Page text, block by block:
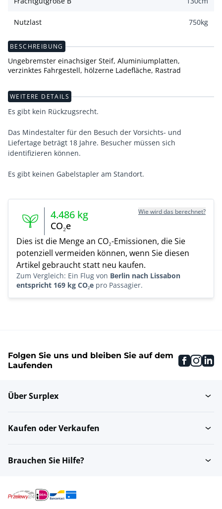
Nutzlast 750kg
BESCHREIBUNG
Ungebremster einachsiger Steif, Aluminiumplatten,
verzinktes Fahrgestell, hölzerne Ladefläche, Rastrad
WEITERE DETAILS
Es gibt kein Rückzugsrecht.
Das Mindestalter für den Besuch der Vorsichts- und
Liefertage beträgt 18 Jahre. Besucher müssen sich
identifizieren können.
4.486 kg
CO₂e
Wie wird das berechnet?
Dies ist die Menge an CO₂-Emissionen, die Sie
potenziell vermeiden können, wenn Sie diesen
Artikel gebraucht statt neu kaufen.
Zum Vergleich: Ein Flug von Berlin nach Lissabon
entspricht 169 kg CO₂e pro Passagier.
Folgen Sie uns und bleiben Sie auf dem
Laufenden
Über Surplex
Kaufen oder Verkaufen
Brauchen Sie Hilfe?